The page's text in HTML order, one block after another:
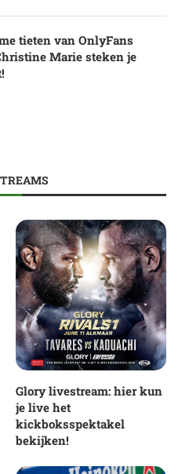
tieten van OnlyFans
Marie steken je
Glory livestream: hier kun
je live het
kickboksspektakel
bekijken!